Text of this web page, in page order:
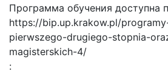
Программа обучения доступна
https://bip.up.krakow.pl/
pierwszego-drugiego-stopnia-
magisterskich-4/
: